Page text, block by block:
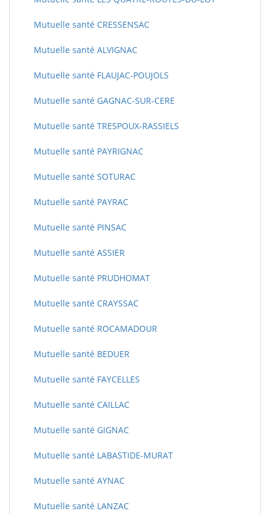
Mutuelle santé CRESSENSAC
Mutuelle santé ALVIGNAC
Mutuelle santé FLAUJAC-POUJOLS
Mutuelle santé GAGNAC-SUR-CERE
Mutuelle santé TRESPOUX-RASSIELS
Mutuelle santé PAYRIGNAC
Mutuelle santé SOTURAC
Mutuelle santé PAYRAC
Mutuelle santé PINSAC
Mutuelle santé ASSIER
Mutuelle santé PRUDHOMAT
Mutuelle santé CRAYSSAC
Mutuelle santé ROCAMADOUR
Mutuelle santé BEDUER
Mutuelle santé FAYCELLES
Mutuelle santé CAILLAC
Mutuelle santé GIGNAC
Mutuelle santé LABASTIDE-MURAT
Mutuelle santé AYNAC
Mutuelle santé LANZAC